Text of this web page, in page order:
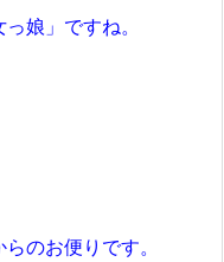
娘」ですね。
らのお便りです。